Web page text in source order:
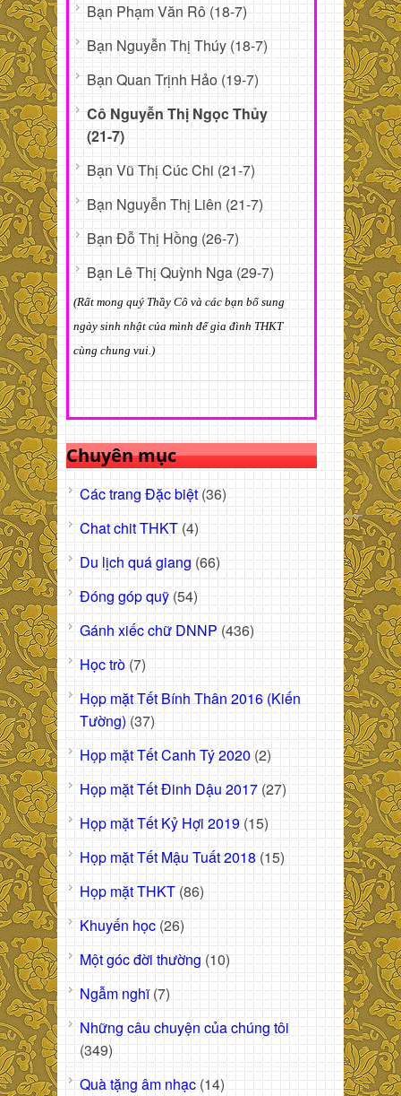
Bạn Phạm Văn Rô (18-7)
Bạn Nguyễn Thị Thúy (18-7)
Bạn Quan Trịnh Hảo (19-7)
Cô Nguyễn Thị Ngọc Thủy
(21-7)
Bạn Vũ Thị Cúc Chi (21-7)
Bạn Nguyễn Thị Liên (21-7)
Bạn Đỗ Thị Hồng (26-7)
Bạn Lê Thị Quỳnh Nga (29-7)
(Rất mong quý Thầy Cô và các bạn bổ sung
ngày sinh nhật của mình để gia đình THKT
cùng chung vui.)
Chuyên mục
Các trang Đặc biệt (36)
Chat chit THKT (4)
Du lịch quá giang (66)
Đóng góp quỹ (54)
Gánh xiếc chữ DNNP (436)
Học trò (7)
Họp mặt Tết Bính Thân 2016 (Kiến
Tường) (37)
Họp mặt Tết Canh Tý 2020 (2)
Họp mặt Tết Đinh Dậu 2017 (27)
Họp mặt Tết Kỷ Hợi 2019 (15)
Họp mặt Tết Mậu Tuất 2018 (15)
Họp mặt THKT (86)
Khuyến học (26)
Một góc đời thường (10)
Ngẫm nghĩ(7)
Những câu chuyện của chúng tôi
(349)
Quà tặng âm nhạc (14)